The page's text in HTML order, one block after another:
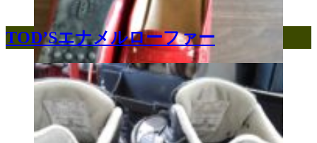
TOD’Sエナメルローファー